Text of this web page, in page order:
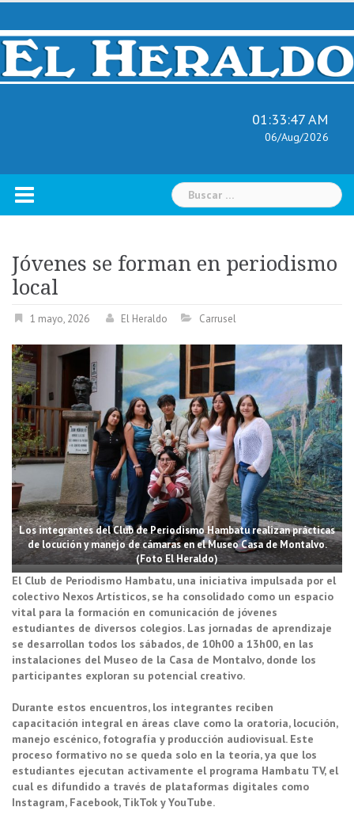
Skip
content
01:33:48 AM
06/Aug/2026
Buscar:
Jóvenes se forman en periodismo
local
1 mayo, 2026 El Heraldo Carrusel
Los integrantes del Club de Periodismo Hambatu realizan prácticas
de locución y manejo de cámaras en el Museo Casa de Montalvo.
(Foto El Heraldo)
El Club de Periodismo Hambatu, una iniciativa impulsada por el
colectivo Nexos Artísticos, se ha consolidado como un espacio
vital para la formación en comunicación de jóvenes
estudiantes de diversos colegios. Las jornadas de aprendizaje
se desarrollan todos los sábados, de 10h00 a 13h00, en las
instalaciones del Museo de la Casa de Montalvo, donde los
participantes exploran su potencial creativo.
Durante estos encuentros, los integrantes reciben
capacitación integral en áreas clave como la oratoria, locución,
manejo escénico, fotografía y producción audiovisual. Este
proceso formativo no se queda solo en la teoría, ya que los
estudiantes ejecutan activamente el programa Hambatu TV, el
cual es difundido a través de plataformas digitales como
Instagram, Facebook, TikTok y YouTube.